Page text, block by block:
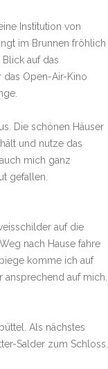
Institution von
im Brunnen fröhlich
auf das
Open-Air-Kino
Die schönen Häuser
und nutze das
mich ganz
gefallen.
auf die
nach Hause fahre
komme ich auf
auf mich.
Als nächstes
Salder zum Schloss.